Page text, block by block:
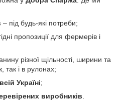
– під будь-які потреби;
пропозиції для фермерів і
різної щільності, ширини та
так і в рулонах;
Україні;
виробників.